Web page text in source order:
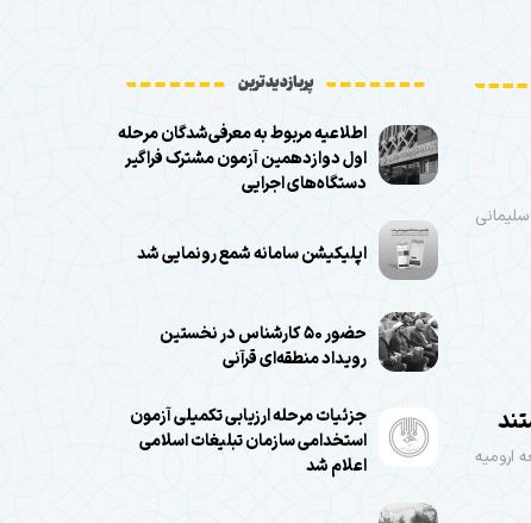
ارومیه
پربازدیدترین
اطلاعیه مربوط به معرفی‌شدگان مرحله
اول دوازدهمین آزمون مشترک فراگیر
دستگاه‌های اجرایی
اپلیکیشن سامانه شمع رونمایی شد
حضور ۵۰ کارشناس در نخستین
رویداد منطقه‌ای قرآنی
جزئیات مرحله ارزیابی تکمیلی آزمون
استخدامی سازمان تبلیغات اسلامی
اعلام شد